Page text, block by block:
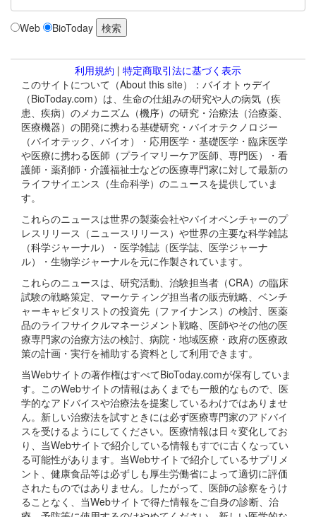
Web BioToday
利用規約 | 特定商取引法に基づく表示
このサイトについて（About this site）：バイオトゥデイ
（BioToday.com）は、生命の仕組みの研究や人の病気（疾
患、疾病）のメカニズム（機序）の研究・治療法（治療薬、
医療機器）の開発に携わる基礎研究・バイオテクノロジー
（バイオテック、バイオ）・応用医学・基礎医学・臨床医学
や医療に携わる医師（プライマリーケア医師、専門医）・看
護師・薬剤師・介護福祉士などの医療専門家に対して最新の
ライフサイエンス（生命科学）のニュースを提供していま
す。
これらのニュースは世界の製薬会社やバイオベンチャーのプ
レスリリース（ニュースリリース）や世界の主要な科学雑誌
（科学ジャーナル）・医学雑誌（医学誌、医学ジャーナ
ル）・生物学ジャーナルを元に作製されています。
これらのニュースは、研究活動、治験担当者（CRA）の臨床
試験の戦略策定、マーケティング担当者の販売戦略、ベンチ
ャーキャピタリストの投資先（ファイナンス）の検討、医薬
品のライフサイクルマネージメント戦略、医師やその他の医
療専門家の治療方法の検討、病院・地域医療・政府の医療政
策の計画・実行を補助する資料として利用できます。
当Webサイトの著作権はすべてBioToday.comが保有していま
す。このWebサイトの情報はあくまでも一般的なもので、医
学的なアドバイスや治療法を提案しているわけではありませ
ん。新しい治療法を試すときには必ず医療専門家のアドバイ
スを受けるようにしてください。医療情報は日々変化してお
り、当Webサイトで紹介している情報もすでに古くなってい
る可能性があります。当Webサイトで紹介しているサプリメ
ント、健康食品等は必ずしも厚生労働省によって適切に評価
されたものではありません。したがって、医師の診察をうけ
ることなく、当Webサイトで得た情報をご自身の診断、治